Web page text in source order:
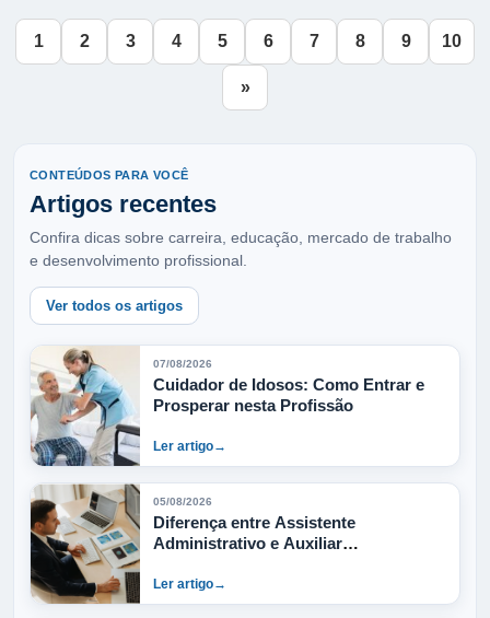
1 2 3 4 5 6 7 8 9 10
»
CONTEÚDOS PARA VOCÊ
Artigos recentes
Confira dicas sobre carreira, educação, mercado de trabalho
e desenvolvimento profissional.
Ver todos os artigos
07/08/2026
Cuidador de Idosos: Como Entrar e
Prosperar nesta Profissão
Ler artigo→
05/08/2026
Diferença entre Assistente
Administrativo e Auxiliar
Ler artigo→